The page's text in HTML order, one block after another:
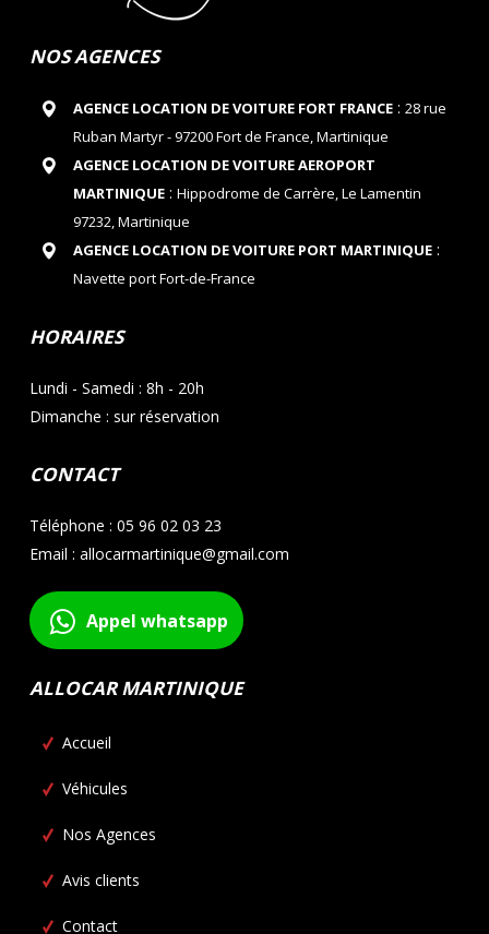
NOS AGENCES
AGENCE LOCATION DE VOITURE FORT FRANCE: 28 rue
Ruban Martyr - 97200 Fort de France, Martinique
AGENCE LOCATION DE VOITURE AEROPORT
MARTINIQUE: Hippodrome de Carrère, Le Lamentin
97232, Martinique
AGENCE LOCATION DE VOITURE PORT MARTINIQUE:
Navette port Fort-de-France
HORAIRES
Lundi - Samedi : 8h - 20h
Dimanche : sur réservation
CONTACT
Téléphone : 05 96 02 03 23
Email : allocarmartinique@gmail.com
Appel whatsapp
ALLOCAR MARTINIQUE
Accueil
Véhicules
Nos Agences
Avis clients
Contact